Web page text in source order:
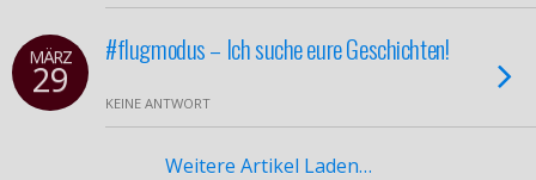
MÄRZ
29
#flugmodus – Ich suche eure Geschichten!
KEINE ANTWORT
Weitere Artikel Laden…